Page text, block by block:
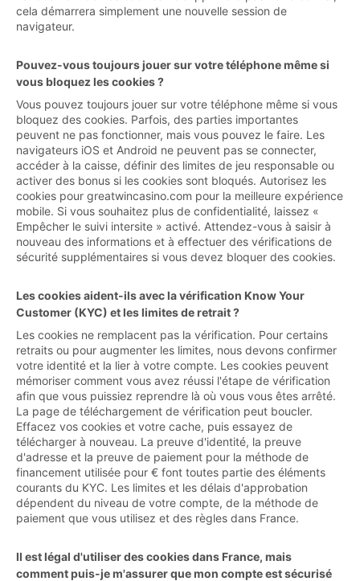
cela démarrera simplement une nouvelle session de
navigateur.
Pouvez-vous toujours jouer sur votre téléphone même si
vous bloquez les cookies ?
Vous pouvez toujours jouer sur votre téléphone même si vous
bloquez des cookies. Parfois, des parties importantes
peuvent ne pas fonctionner, mais vous pouvez le faire. Les
navigateurs iOS et Android ne peuvent pas se connecter,
accéder à la caisse, définir des limites de jeu responsable ou
activer des bonus si les cookies sont bloqués. Autorisez les
cookies pour greatwincasino.com pour la meilleure expérience
mobile. Si vous souhaitez plus de confidentialité, laissez «
Empêcher le suivi intersite » activé. Attendez-vous à saisir à
nouveau des informations et à effectuer des vérifications de
sécurité supplémentaires si vous devez bloquer des cookies.
Les cookies aident-ils avec la vérification Know Your
Customer (KYC) et les limites de retrait ?
Les cookies ne remplacent pas la vérification. Pour certains
retraits ou pour augmenter les limites, nous devons confirmer
votre identité et la lier à votre compte. Les cookies peuvent
mémoriser comment vous avez réussi l'étape de vérification
afin que vous puissiez reprendre là où vous vous êtes arrêté.
La page de téléchargement de vérification peut boucler.
Effacez vos cookies et votre cache, puis essayez de
télécharger à nouveau. La preuve d'identité, la preuve
d'adresse et la preuve de paiement pour la méthode de
financement utilisée pour € font toutes partie des éléments
courants du KYC. Les limites et les délais d'approbation
dépendent du niveau de votre compte, de la méthode de
paiement que vous utilisez et des règles dans France.
Il est légal d'utiliser des cookies dans France, mais
comment puis-je m'assurer que mon compte est sécurisé